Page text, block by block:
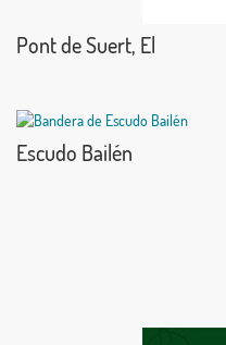
Pont de Suert, El
Escudo Bailén